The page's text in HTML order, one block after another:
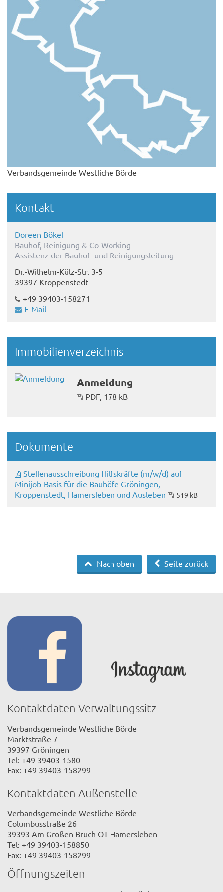
Verbandsgemeinde Westliche Börde
Kontakt
Doreen Bökel
Bauhof, Reinigung & Co-Working
Assistenz der Bauhof- und Reinigungsleitung
Dr.-Wilhelm-Külz-Str. 3-5
39397 Kroppenstedt
+49 39403-158271
E-Mail
Immobilienverzeichnis
Anmeldung
PDF, 178 kB
Dokumente
Stellenausschreibung Hilfskräfte (m/w/d) auf
Minijob-Basis für die Bauhöfe Gröningen,
Kroppenstedt, Hamersleben und Ausleben
519 kB
Seite zurück
Nach oben
Kontaktdaten Verwaltungssitz
Verbandsgemeinde Westliche Börde
Marktstraße 7
39397 Gröningen
Tel: +49 39403-1580
Fax: +49 39403-158299
Kontaktdaten Außenstelle
Verbandsgemeinde Westliche Börde
Columbusstraße 26
39393 Am Großen Bruch OT Hamersleben
Tel: +49 39403-158850
Fax: +49 39403-158299
Öffnungszeiten